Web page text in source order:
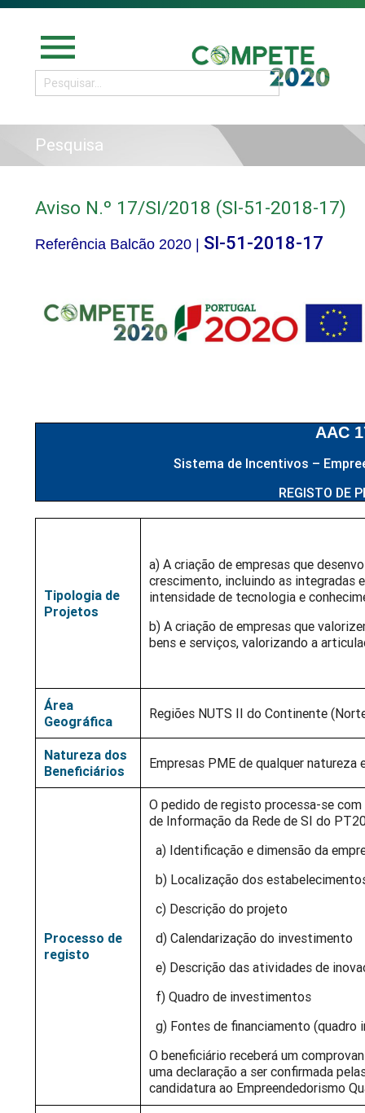
menu
Pesquisa
Aviso N.º 17/SI/2018 (SI-51-2018-17)
Referência Balcão 2020 | SI-51-2018-17
AAC
Sistema de Incentivos –
REGISTO DE
Tipologia de
Projetos
a) A criação de empresas que
crescimento, incluindo as integradas
intensidade de tecnologia e
b) A criação de empresas que
bens e serviços, valorizando a
Área
Geográfica
Regiões NUTS II do Continente
Natureza dos
Beneficiários
Empresas PME de qualquer natureza
Processo de
registo
O pedido de registo processa-se
de Informação da Rede de SI do
a) Identificação e dimensão da
b) Localização dos
c) Descrição do projeto
d) Calendarização do investimento
e) Descrição das atividades de
f) Quadro de investimentos
g) Fontes de financiamento (quadro
O beneficiário receberá um
uma declaração a ser confirmada
candidatura ao Empreendedorismo